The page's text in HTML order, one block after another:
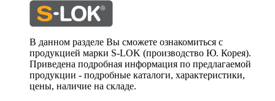
В данном разделе Вы сможете ознакомиться с
продукцией марки S-LOK (производство Ю. Корея).
Приведена подробная информация по предлагаемой
продукции - подробные каталоги, характеристики,
цены, наличие на складе.